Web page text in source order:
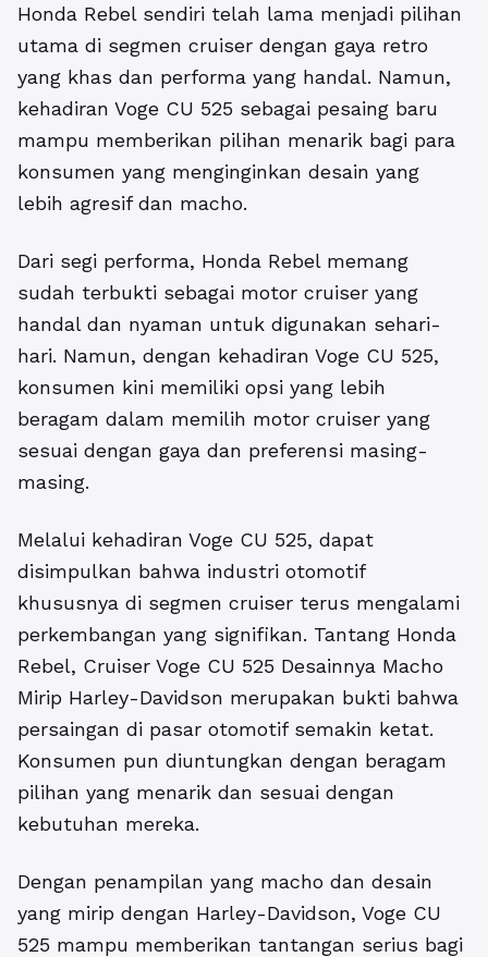
Honda Rebel sendiri telah lama menjadi pilihan
utama di segmen cruiser dengan gaya retro
yang khas dan performa yang handal. Namun,
kehadiran Voge CU 525 sebagai pesaing baru
mampu memberikan pilihan menarik bagi para
konsumen yang menginginkan desain yang
lebih agresif dan macho.
Dari segi performa, Honda Rebel memang
sudah terbukti sebagai motor cruiser yang
handal dan nyaman untuk digunakan sehari-
hari. Namun, dengan kehadiran Voge CU 525,
konsumen kini memiliki opsi yang lebih
beragam dalam memilih motor cruiser yang
sesuai dengan gaya dan preferensi masing-
masing.
Melalui kehadiran Voge CU 525, dapat
disimpulkan bahwa industri otomotif
khususnya di segmen cruiser terus mengalami
perkembangan yang signifikan. Tantang Honda
Rebel, Cruiser Voge CU 525 Desainnya Macho
Mirip Harley-Davidson merupakan bukti bahwa
persaingan di pasar otomotif semakin ketat.
Konsumen pun diuntungkan dengan beragam
pilihan yang menarik dan sesuai dengan
kebutuhan mereka.
Dengan penampilan yang macho dan desain
yang mirip dengan Harley-Davidson, Voge CU
525 mampu memberikan tantangan serius bagi